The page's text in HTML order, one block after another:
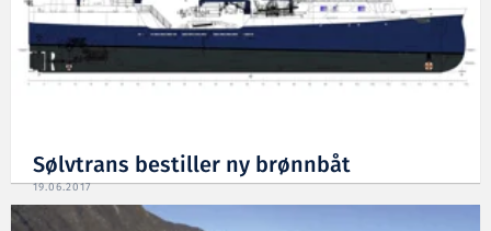
Sølvtrans bestiller ny brønnbåt
19.06.2017